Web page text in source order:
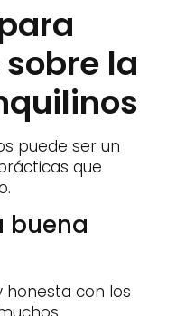
la
puede ser un
que
buena
honesta con los